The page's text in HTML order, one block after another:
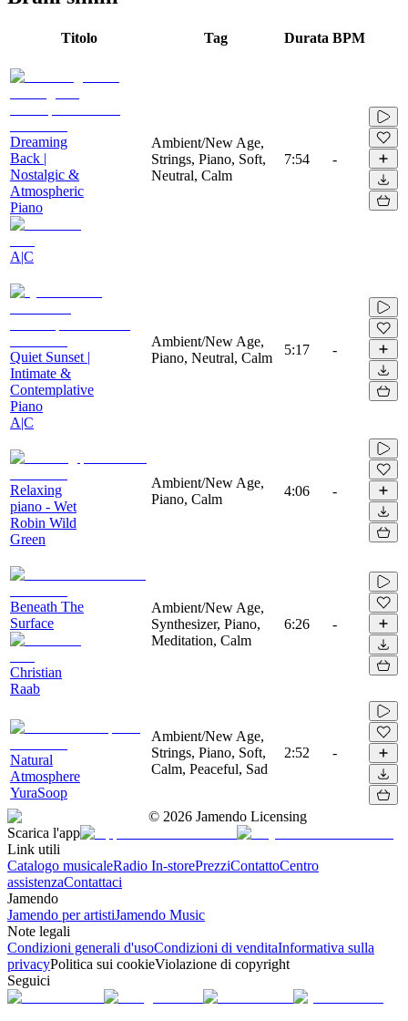
Titolo Tag Durata BPM
Dreaming
Back |
Nostalgic &
Atmospheric
Piano
A|C
Ambient/New Age,
Strings, Piano, Soft,
Neutral, Calm
7:54 -
Quiet Sunset |
Intimate &
Contemplative
Piano
A|C
Ambient/New Age,
Piano, Neutral, Calm
5:17 -
Relaxing
piano - Wet
Robin Wild
Green
Ambient/New Age,
Piano, Calm
4:06 -
Beneath The
Surface
Christian
Raab
Ambient/New Age,
Synthesizer, Piano,
Meditation, Calm
6:26 -
Natural
Atmosphere
YuraSoop
Ambient/New Age,
Strings, Piano, Soft,
Calm, Peaceful, Sad
2:52 -
© 2026 Jamendo Licensing
Scarica l'app
Link utili
Catalogo musicaleRadio In-storePrezziContattoCentro
assistenzaContattaci
Jamendo
Jamendo per artistiJamendo Music
Note legali
Condizioni generali d'usoCondizioni di venditaInformativa sulla
privacyPolitica sui cookieViolazione di copyright
Seguici